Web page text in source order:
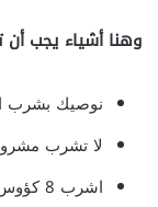
وهنا أشياء يجب
نوصيك بشرب
لا تشرب
اشرب